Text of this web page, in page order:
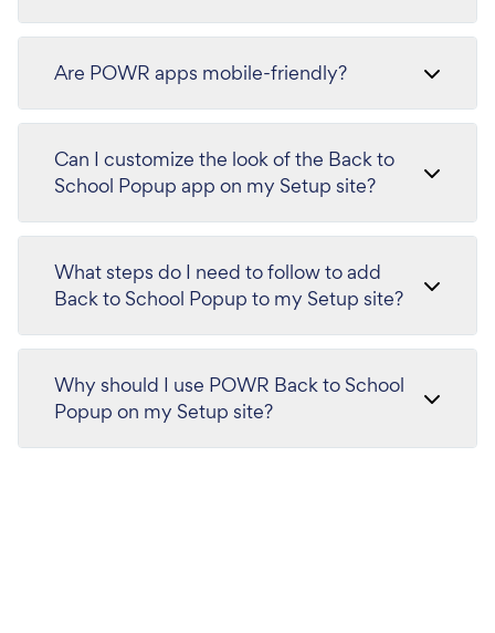
Are POWR apps mobile-friendly?
Can I customize the look of the Back to
School Popup app on my Setup site?
What steps do I need to follow to add
Back to School Popup to my Setup site?
Why should I use POWR Back to School
Popup on my Setup site?